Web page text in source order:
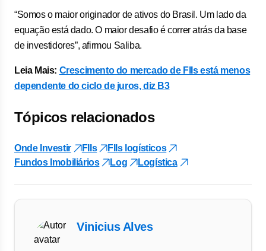
“Somos o maior originador de ativos do Brasil. Um lado da
equação está dado. O maior desafio é correr atrás da base
de investidores”, afirmou Saliba.
Leia Mais: Crescimento do mercado de FIIs está menos
dependente do ciclo de juros, diz B3
Tópicos relacionados
Onde Investir FIIs
FIIs logísticos
Fundos Imobiliários
Log Logística
Vinicius Alves